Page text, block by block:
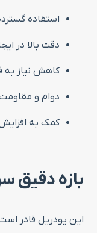
استفاده
دقت بالا در
کاهش نیاز به
دوام و
کمک به
بازه دقیق